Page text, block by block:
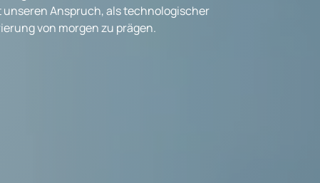
Anspruch, als technologischer
von morgen zu prägen.